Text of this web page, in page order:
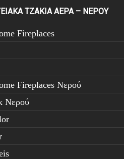
ΤΖΑΚΙΑ ΑΕΡΑ – ΝΕΡΟΥ
Fireplaces
Fireplaces Νερού
Νερού